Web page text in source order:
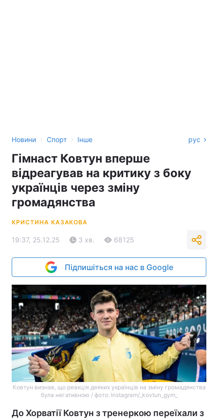
Новини › Спорт › Інше рус
Гімнаст Ковтун вперше
відреагував на критику з боку
українців через зміну
громадянства
КРИСТИНА КАЗАКОВА
19:37, 25.12.25 3 хв. 68125
Підпишіться на нас в Google
Ковтун визнав, що реакція деяких українців на зміну громадянства
була негативною / фото: Instagram/_kovtun_gym_
До Хорватії Ковтун з тренеркою переїхали з